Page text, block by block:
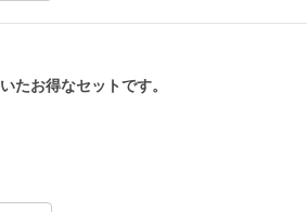
たお得なセットです。